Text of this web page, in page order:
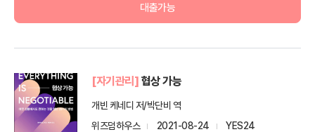
대출가능
[자기관리] 협상 가능
개빈 케네디 저/박단비 역
위즈덤하우스
2021-08-24
YES24